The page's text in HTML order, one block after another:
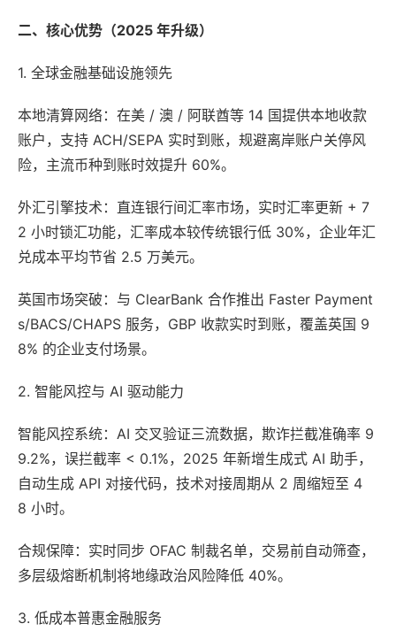
二、核心优势（2025 年升级）
1. 全球金融基础设施领先
本地清算网络：在美 / 澳 / 阿联酋等 14 国提供本地收款
账户，支持 ACH/SEPA 实时到账，规避离岸账户关停风
险，主流币种到账时效提升 60%。
外汇引擎技术：直连银行间汇率市场，实时汇率更新 + 7
2 小时锁汇功能，汇率成本较传统银行低 30%，企业年汇
兑成本平均节省 2.5 万美元。
英国市场突破：与 ClearBank 合作推出 Faster Payment
s/BACS/CHAPS 服务，GBP 收款实时到账，覆盖英国 9
8% 的企业支付场景。
2. 智能风控与 AI 驱动能力
智能风控系统：AI 交叉验证三流数据，欺诈拦截准确率 9
9.2%，误拦截率 < 0.1%，2025 年新增生成式 AI 助手，
自动生成 API 对接代码，技术对接周期从 2 周缩短至 4
8 小时。
合规保障：实时同步 OFAC 制裁名单，交易前自动筛查，
多层级熔断机制将地缘政治风险降低 40%。
3. 低成本普惠金融服务